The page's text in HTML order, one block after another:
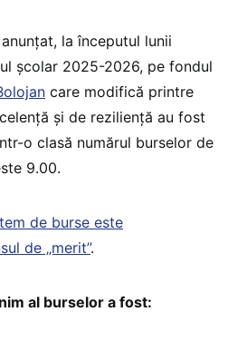
la începutul lunii
școlar 2025-2026, pe fondul
care modifică printre
și de reziliență au fost
o clasă numărul burselor de
9.00.
de burse este
de „merit”.
al burselor a fost: